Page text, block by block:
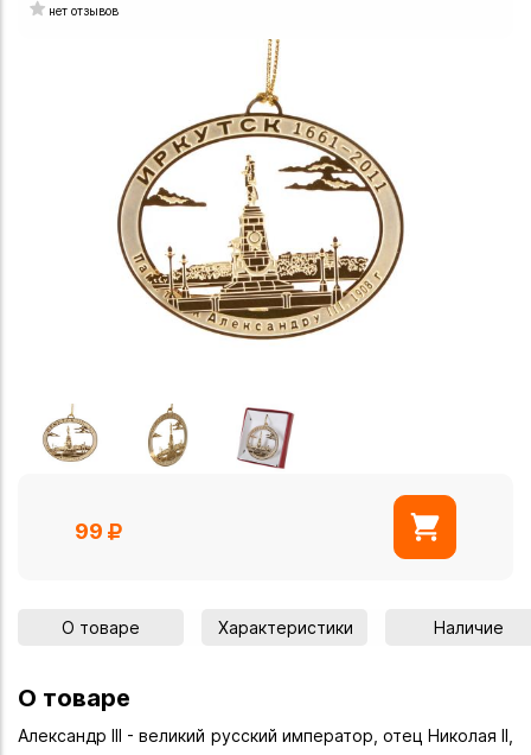
нет отзывов
99
О товаре Характеристики Наличие
О товаре
Александр III - великий русский император, отец Николая II,